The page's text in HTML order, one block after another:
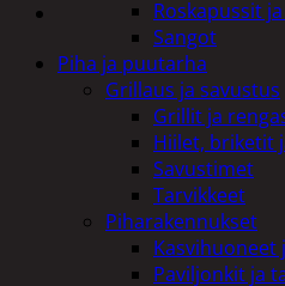
Roskapussit
Sangot
Piha ja puutarha
Grillaus ja savustus
Grillit ja
Hiilet, briketit
Savustimet
Tarvikkeet
Piharakennukset
Kasvihuoneet
Paviljonkit ja